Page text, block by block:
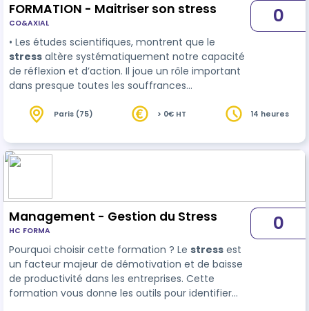
FORMATION - Maitriser son stress
CO&AXIAL
• Les études scientifiques, montrent que le
stress altère systématiquement notre capacité
de réflexion et d’action. Il joue un rôle important
dans presque toutes les souffrances
nous révèle aussi nos propres incohérences, nos
0
Paris (75) > 0€ HT 14 heures
Management - Gestion du Stress
HC FORMA
Pourquoi choisir cette formation ? Le stress est
un facteur majeur de démotivation et de baisse
de productivité dans les entreprises. Cette
formation vous donne les outils pour identifier
0